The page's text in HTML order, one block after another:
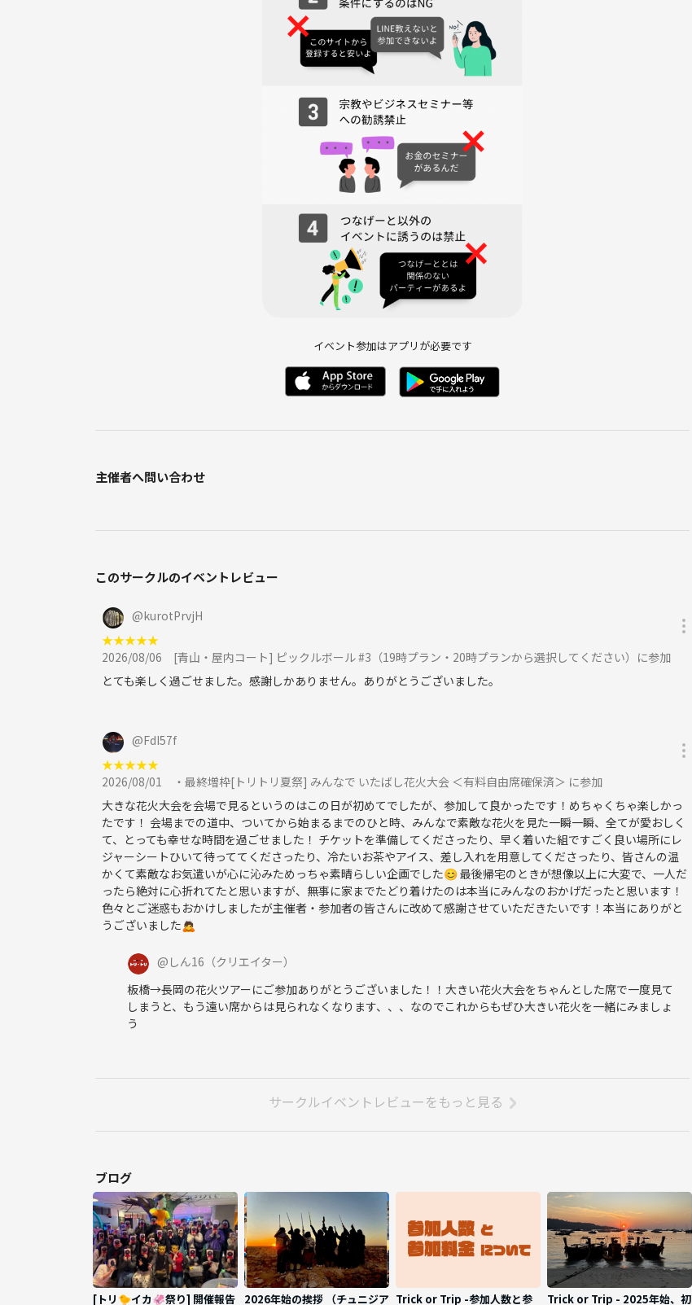
・といっても、たくさん旅をしている人限定ではありません。
旅をしてきた人はもちろん、旅が好きで今後旅をしたい人も歓迎です。
・これまでしてきた過去の旅、これからしてみたい未来の旅、そんな話をしながら企画を楽しみませんか？
・調査確認不足、想定外の事情で、記載とは異なる進行となる場合があること、ご了承ください。
・ネットワークビジネス・宗教等の勧誘、異性・同性関わらず相手が不快を感じるアプローチ等の迷惑行為はお控え
と、書いても時に上記は発生しますので、迷惑を受けたという方は主催者までご連絡ください。
イベント参加はアプリが必要です
主催者へ問い合わせ
このサークルのイベントレビュー
@kurotPrvjH
★★★★★
2026/08/06
[青山・屋内コート] ピックルボール #3（19時プラン・20時プランから選択してください）に参加
とても楽しく過ごせました。感謝しかありません。ありがとうございました。
@FdI57f
★★★★★
2026/08/01
・最終増枠[トリトリ夏祭] みんなで いたばし花火大会 ＜有料自由席確保済＞ に参加
大きな花火大会を会場で見るというのはこの日が初めてでしたが、参加して良かったです！めちゃくちゃ楽しかっ
たです！ 会場までの道中、ついてから始まるまでのひと時、みんなで素敵な花火を見た一瞬一瞬、全てが愛おしく
て、とっても幸せな時間を過ごせました！ チケットを準備してくださったり、早く着いた組ですごく良い場所にレ
ジャーシートひいて待っててくださったり、冷たいお茶やアイス、差し入れを用意してくださったり、皆さんの温
かくて素敵なお気遣いが心に沁みためっちゃ素晴らしい企画でした😊 最後帰宅のときが想像以上に大変で、一人だ
ったら絶対に心折れてたと思いますが、無事に家までたどり着けたのは本当にみんなのおかげだったと思います！
色々とご迷惑もおかけしましたが主催者・参加者の皆さんに改めて感謝させていただきたいです！本当にありがと
うございました🙇
@ しん16 （クリエイター）
板橋→長岡の花火ツアーにご参加ありがとうございました！！大きい花火大会をちゃんとした席で一度見て
しまうと、もう遠い席からは見られなくなります、、、なのでこれからもぜひ大きい花火を一緒にみましょ
う
サークルイベントレビューをもっと見る
ブログ
[トリ🐤イカ🦑祭り] 開催報告 2026年始の挨拶 （チュニジア Trick or Trip -参加人数と参 Trick or Trip - 2025年始、初